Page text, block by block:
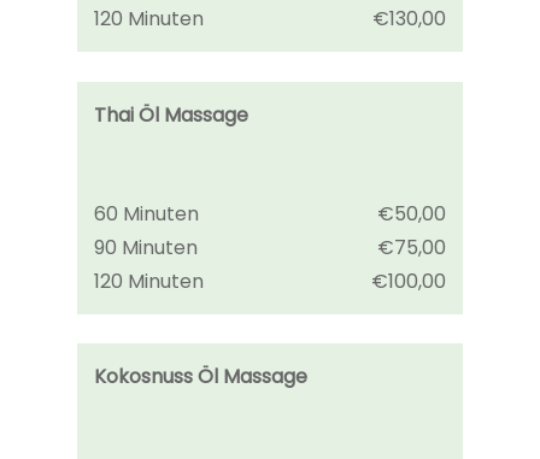
120 Minuten
€130,00
Thai Öl Massage
60 Minuten
€50,00
90 Minuten
€75,00
120 Minuten
€100,00
Kokosnuss Öl Massage